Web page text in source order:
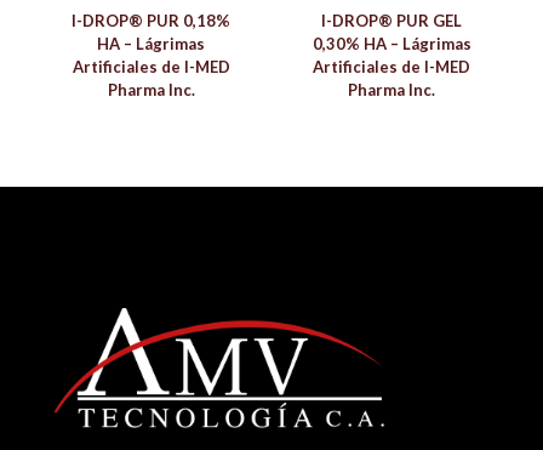
I-DROP® PUR 0,18%
HA – Lágrimas
Artificiales de I-MED
Pharma Inc.
I-DROP® PUR GEL
0,30% HA – Lágrimas
Artificiales de I-MED
Pharma Inc.